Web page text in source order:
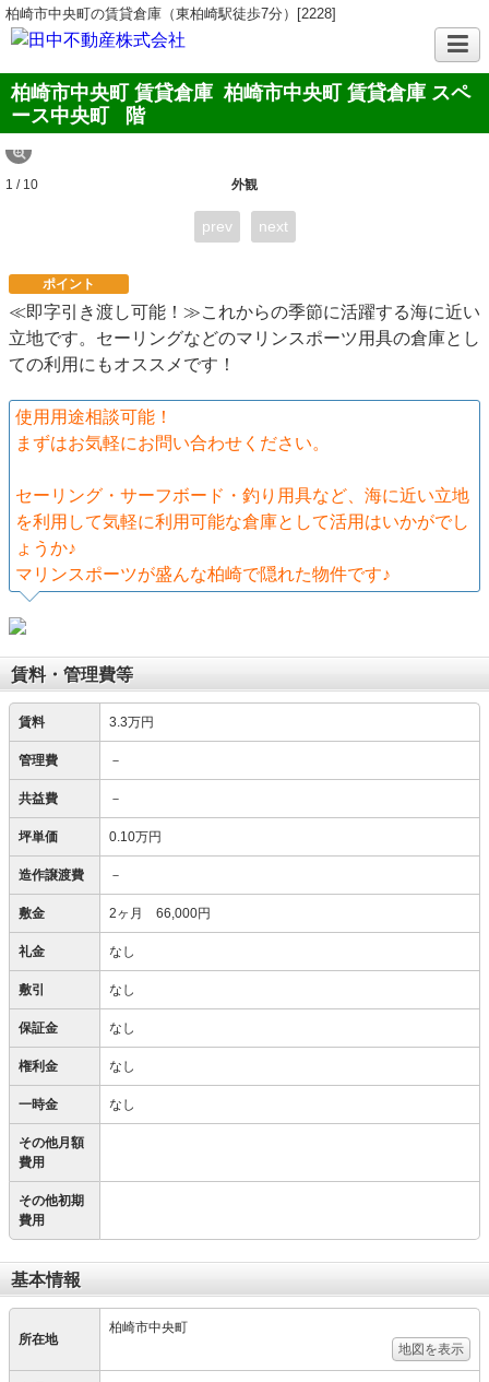
柏崎市中央町の賃貸倉庫（東柏崎駅徒歩7分）[2228]
柏崎市中央町 賃貸倉庫 柏崎市中央町 賃貸倉庫 スペ
ース中央町
階
外観
1 / 10
prev next
ポイント
≪即字引き渡し可能！≫これからの季節に活躍する海に近い
立地です。セーリングなどのマリンスポーツ用具の倉庫とし
ての利用にもオススメです！
使用用途相談可能！
まずはお気軽にお問い合わせください。
セーリング・サーフボード・釣り用具など、海に近い立地
を利用して気軽に利用可能な倉庫として活用はいかがでし
ょうか♪
マリンスポーツが盛んな柏崎で隠れた物件です♪
賃料・管理費等
賃料 3.3万円
管理費 －
共益費 －
坪単価 0.10万円
造作譲渡費 －
敷金 2ヶ月 66,000円
礼金 なし
敷引 なし
保証金 なし
権利金 なし
一時金 なし
その他月額
費用
その他初期
費用
基本情報
所在地
柏崎市中央町
地図を表示